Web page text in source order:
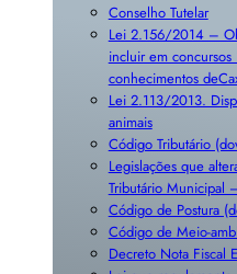
Conselho Tutelar
Lei 2.156/2014 –
incluir em concursos
conhecimentos
Lei 2.113/2013.
animais
Código Tributário
Legislações que
Tributário Municipal
Código de Postura
Código de Meio-
Decreto Nota Fiscal